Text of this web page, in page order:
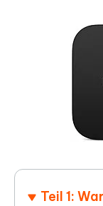
Teil 1: